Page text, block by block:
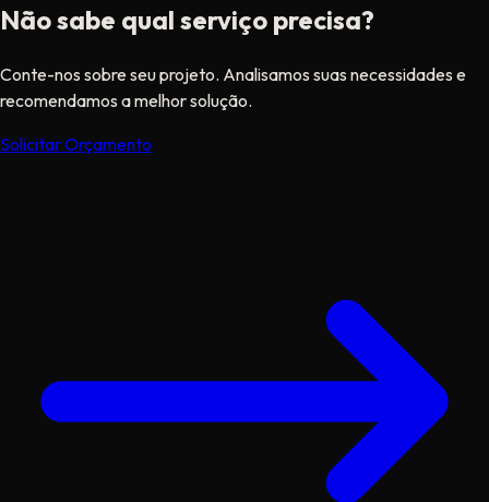
Não sabe qual serviço precisa?
Conte-nos sobre seu projeto. Analisamos suas necessidades e
recomendamos a melhor solução.
Solicitar Orçamento